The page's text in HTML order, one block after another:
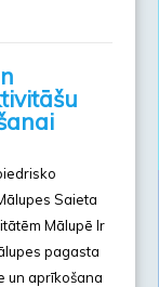
Saieta
Mālupē Ir
pagasta
un aprīkošana